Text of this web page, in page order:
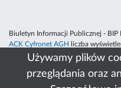
Używamy plików
przeglądania oraz
Biuletyn Informacji Publicznej -
ACK Cyfronet AGH
liczba